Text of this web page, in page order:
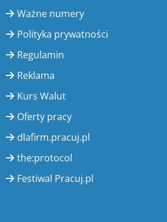
Ważne numery
Polityka prywatności
Regulamin
Reklama
Kurs Walut
Oferty pracy
dlafirm.pracuj.pl
the:protocol
Festiwal Pracuj.pl